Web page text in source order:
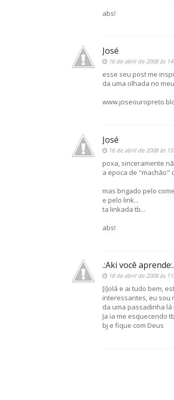
abs!
José
16 de abril de 2008 às
esse seu post me
da uma olhada no
José
16 de abril de 2008 às
poxa, sinceramente
a epoca de "machão"
mas brigado pelo
e pelo link...
ta linkada tb...
abs!
.:Aki você aprende:.
18 de abril de 2008 às
[i]olá e ai tudo bem,
interessantes, eu sou
da uma passadinha lá
Ja ia me esquecendo
bj e fique com Deus